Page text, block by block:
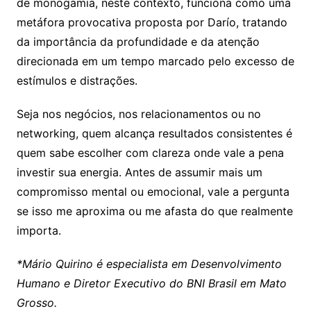
metáfora provocativa proposta por Darío, tratando
da importância da profundidade e da atenção
direcionada em um tempo marcado pelo excesso de
estímulos e distrações.
Seja nos negócios, nos relacionamentos ou no
networking, quem alcança resultados consistentes é
quem sabe escolher com clareza onde vale a pena
investir sua energia. Antes de assumir mais um
compromisso mental ou emocional, vale a pergunta
se isso me aproxima ou me afasta do que realmente
importa.
*Mário Quirino é especialista em Desenvolvimento
Humano e Diretor Executivo do BNI Brasil em Mato
Grosso.